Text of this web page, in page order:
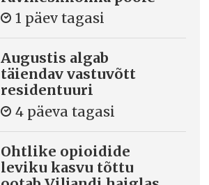
1 päev tagasi
Augustis algab
täiendav vastuvõtt
residentuuri
4 päeva tagasi
Ohtlike opioidide
leviku kasvu tõttu